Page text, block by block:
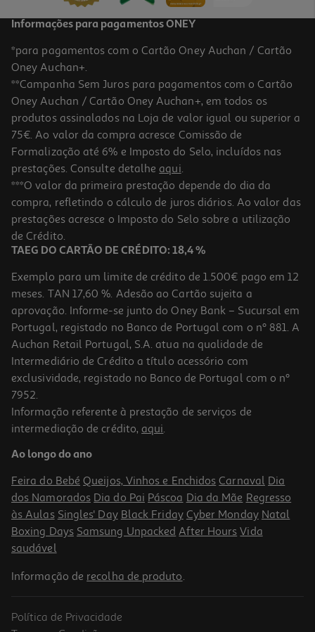
Livro A Arte De Acreditar De Neville Goddard
9.99 €/un
11,10 € PVP de editor
9,99 €
-10%
Livro A Luz Dentro De Ti De Jiddu Krishnamurti
14.36 €/un
PVP de editor
14,36 €
-10%
Informações para pagamentos ONEY
*para pagamentos com o Cartão Oney Auchan / Cartão
Oney Auchan+.
**Campanha Sem Juros para pagamentos com o Cartão
Oney Auchan / Cartão Oney Auchan+, em todos os
produtos assinalados na Loja de valor igual ou superior a
75€. Ao valor da compra acresce Comissão de
Formalização até 6% e Imposto do Selo, incluídos nas
prestações. Consulte detalhe aqui.
***O valor da primeira prestação depende do dia da
compra, refletindo o cálculo de juros diários. Ao valor das
prestações acresce o Imposto do Selo sobre a utilização
de Crédito.
TAEG DO CARTÃO DE CRÉDITO: 18,4 %
Exemplo para um limite de crédito de 1.500€ pago em 12
meses. TAN 17,60 %. Adesão ao Cartão sujeita a
aprovação. Informe-se junto do Oney Bank – Sucursal em
Portugal, registado no Banco de Portugal com o nº 881. A
Auchan Retail Portugal, S.A. atua na qualidade de
Intermediário de Crédito a título acessório com
exclusividade, registado no Banco de Portugal com o nº
7952.
Informação referente à prestação de serviços de
intermediação de crédito, aqui.
Ao longo do ano
Feira do Bebé Queijos, Vinhos e Enchidos Carnaval Dia
dos Namorados Dia do Pai Páscoa Dia da Mãe Regresso
às Aulas Singles' Day Black Friday Cyber Monday Natal
Boxing Days Samsung Unpacked After Hours Vida
saudável
Informação de recolha de produto.
Política de Privacidade